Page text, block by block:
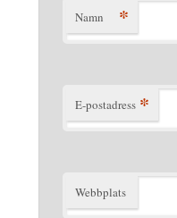
Namn *
E-postadress *
Webbplats